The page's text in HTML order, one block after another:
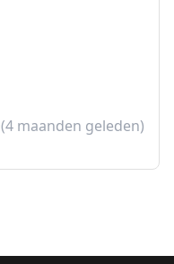
(4 maanden geleden)